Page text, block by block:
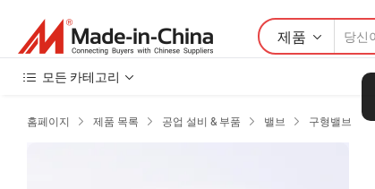
제품
모든 카테고리
홈페이지  제품 목록  공업 설비 & 부품  밸브  구형밸브